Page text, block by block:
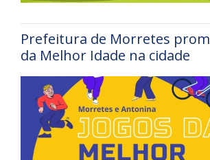
Prefeitura de Morretes
da Melhor Idade na cidade